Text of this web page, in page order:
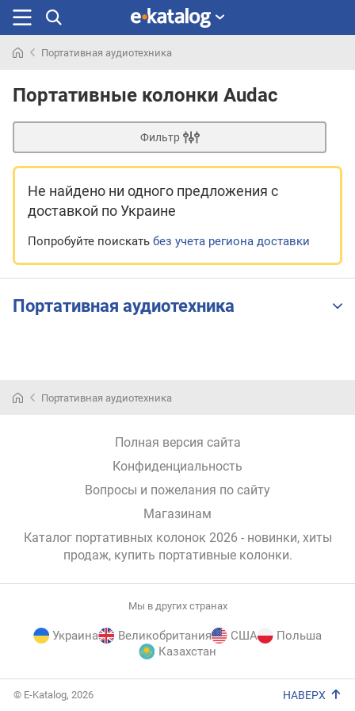
раньше
Портативная аудиотехника
Портативные колонки Audac
Фильтр
Не найдено ни одного предложения с
доставкой по Украине
Попробуйте поискать без учета региона доставки
Портативная аудиотехника
Портативная аудиотехника
Полная версия сайта
Конфиденциальность
Вопросы и пожелания по сайту
Магазинам
Каталог портативных колонок 2026 - новинки, хиты
продаж, купить портативные колонки.
Мы в других странах
Украина Великобритания США
Польша
Казахстан
© E-Katalog, 2026 НАВЕРХ